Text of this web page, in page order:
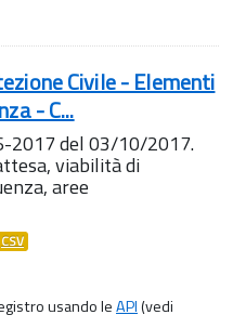
Civile - Elementi
- C...
2017 del 03/10/2017.
viabilità di
aree
CSV
usando leAPI(vedi